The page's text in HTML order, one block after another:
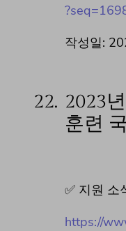
작성일:
22. 2023
훈련
✅ 지원
https://